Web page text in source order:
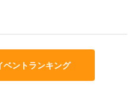
ベントランキング